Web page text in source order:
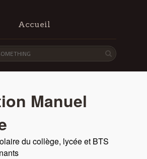
Accueil
Manuel
du collège, lycée et BTS